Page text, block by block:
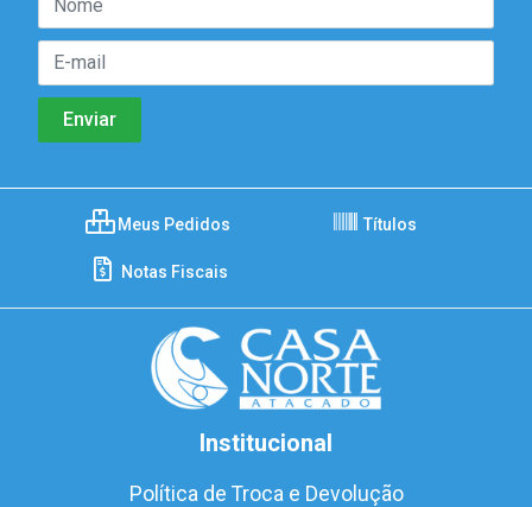
Meus Pedidos Títulos
Notas Fiscais
Institucional
Política de Troca e Devolução